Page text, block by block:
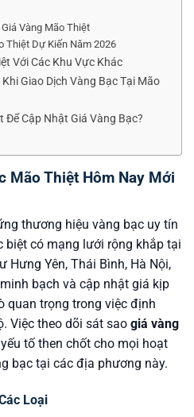
Vàng Mão Thiệt
Thiệt Dự Kiến Năm 2026
Với Các Khu Vực Khác
Giao Dịch Vàng Bạc Tại Mão
Để Cập Nhật Giá Vàng Bạc?
Mão Thiệt Hôm Nay Mới
thương hiệu vàng bạc uy tín
biệt có mạng lưới rộng khắp tại
Hưng Yên, Thái Bình, Hà Nội,
bạch và cập nhật giá kịp
quan trọng trong việc định
Việc theo dõi sát sao giá vàng
tố then chốt cho mọi hoạt
bạc tại các địa phương này.
Loại